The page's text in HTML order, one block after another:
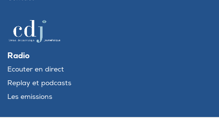
Radio
Ecouter en direct
Replay et podcasts
Les emissions